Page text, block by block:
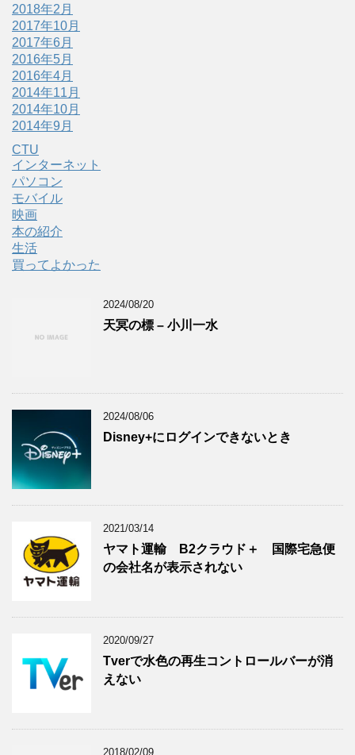
2018年2月
2017年10月
2017年6月
2016年5月
2016年4月
2014年11月
2014年10月
2014年9月
CTU
インターネット
パソコン
モバイル
映画
本の紹介
生活
買ってよかった
2024/08/20
天冥の標 – 小川一水
2024/08/06
Disney+にログインできないとき
2021/03/14
ヤマト運輸 B2クラウド＋ 国際宅急便
の会社名が表示されない
2020/09/27
Tverで水色の再生コントロールバーが消
えない
2018/02/09